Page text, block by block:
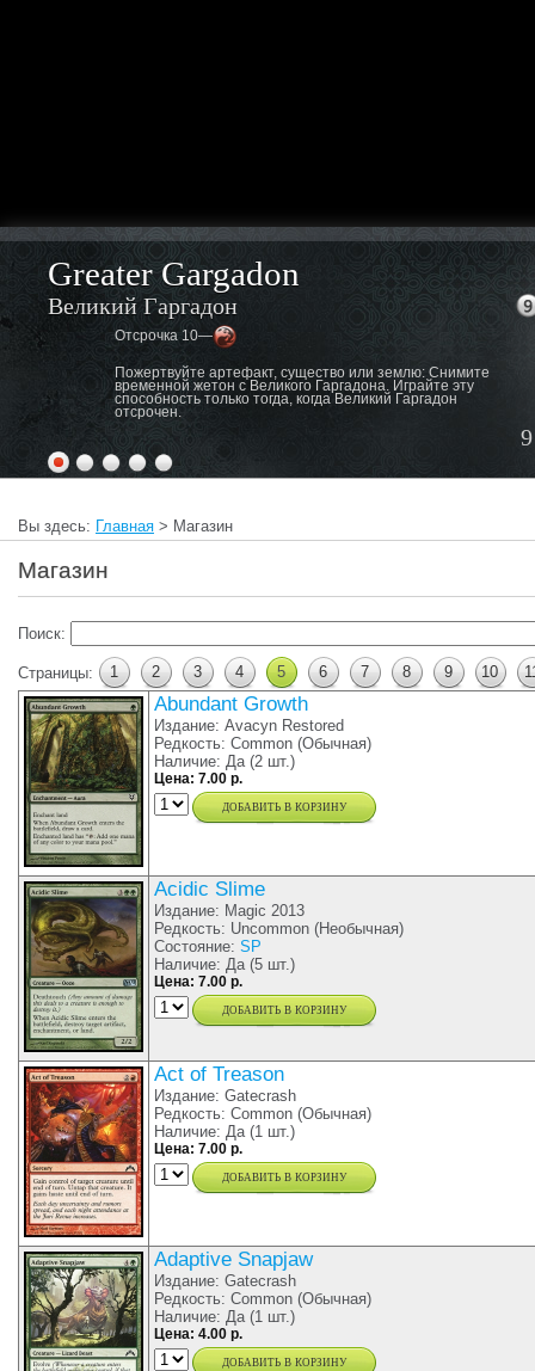
Greater Gargadon
Великий Гаргадон
Отсрочка 10—
Пожертвуйте артефакт, существо или землю: Снимите
временной жетон с Великого Гаргадона. Играйте эту
способность только тогда, когда Великий Гаргадон
отсрочен.
Вы здесь: Главная > Магазин
Магазин
Поиск:
Страницы: 1 2 3 4 5 6 7 8 9 10
Abundant Growth
Издание: Avacyn Restored
Редкость: Common (Обычная)
Наличие: Да (2 шт.)
Цена: 7.00 р.
добавить в корзину
Acidic Slime
Издание: Magic 2013
Редкость: Uncommon (Необычная)
Состояние: SP
Наличие: Да (5 шт.)
Цена: 7.00 р.
добавить в корзину
Act of Treason
Издание: Gatecrash
Редкость: Common (Обычная)
Наличие: Да (1 шт.)
Цена: 7.00 р.
добавить в корзину
Adaptive Snapjaw
Издание: Gatecrash
Редкость: Common (Обычная)
Наличие: Да (1 шт.)
Цена: 4.00 р.
добавить в корзину